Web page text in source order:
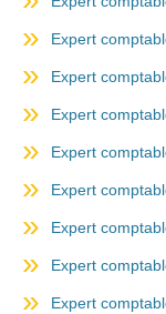
Expert
Expert
Expert
Expert
Expert
Expert
Expert
Expert